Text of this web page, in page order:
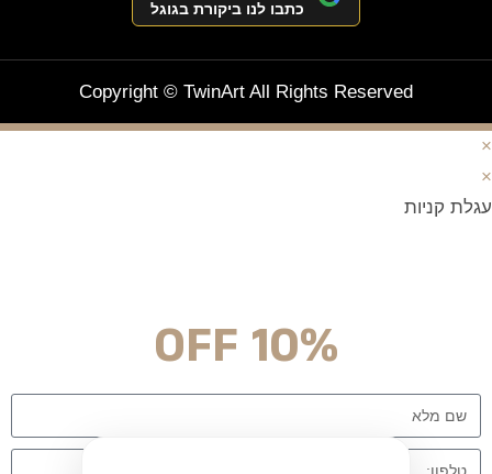
כתבו לנו ביקורת בגוגל
Copyright © TwinArt All Rights Reserved
×
×
עגלת קניות
10% OFF